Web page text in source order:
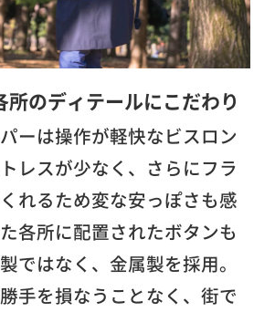
所のディテールにこだわり
ーは操作が軽快なビスロン
レスが少なく、さらにフラ
れるため変な安っぽさも感
各所に配置されたボタンも
ではなく、金属製を採用。
手を損なうことなく、街で